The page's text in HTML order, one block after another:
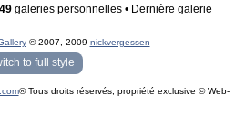
49 galeries personnelles • Dernière galerie
© 2007, 2009 nickvergessen
française par
darky
to full style
® Tous droits réservés, propriété exclusive © Web-